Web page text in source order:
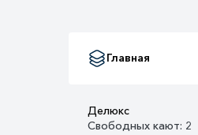
Главная
Делюкс
Свободных кают: 2